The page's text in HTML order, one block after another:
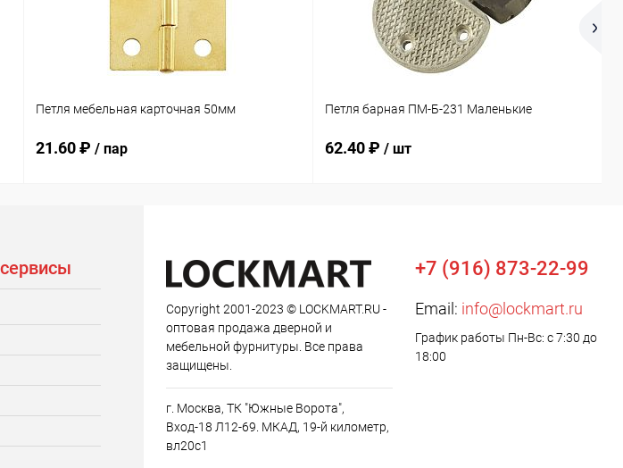
Петля мебельная карточная 50мм
21.60 ₽ / пар
Петля барная ПМ-Б-231 Маленькие
62.40 ₽ / шт
Copyright 2001-2023 © LOCKMART.RU -
оптовая продажа дверной и
мебельной фурнитуры. Все права
защищены.
г. Москва, ТК "Южные Ворота",
Вход-18 Л12-69. МКАД, 19-й километр,
вл20с1
+7 (916) 873-22-99
Email: info@lockmart.ru
График работы Пн-Вс: с 7:30 до
18:00